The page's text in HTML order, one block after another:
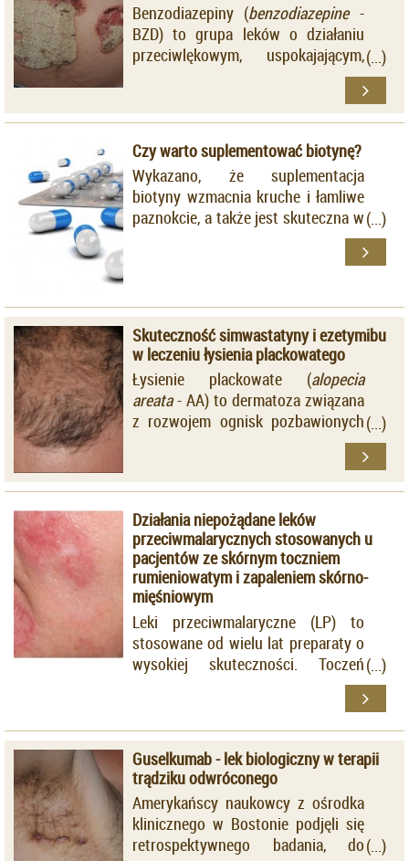
Benzodiazepiny (benzodiazepine-
BZD) to grupa leków o działaniu
przeciwlękowym, uspokajającym,
nasennym, przeciwdrgawkowym,
miorelaksacyjnym i amnestycznym.
Działanie benzodiazepin polega na
łączeniu się z receptorem
benzodiazepinowym, który jest
częścią większego kompleksu
receptorowego, tak
zwanego receptora GABA-
Czy warto suplementować biotynę?
Wykazano, że suplementacja
biotyny wzmacnia kruche i łamliwe
paznokcie, a także jest skuteczna w
przypadkach trachyonychii lub
deformacji płytek paznokciowych,
uszkadzaniem. Nie ma
wiarygodnych danych o jej wpływie
na paznokcie zdrowe, niezmienione
chorobowo.
Skuteczność simwastatyny i ezetymibu
w leczeniu łysienia plackowatego
Łysienie plackowate (alopecia
areata- AA) to dermatoza związana
z rozwojem ognisk pozbawionych
włosów, bez towarzyszącego
bliznowacenia. Wyróżnia się kilka
odmian choroby, różniących się
pacjentów. Etiopatogeneza w pełni
nie została poznana. W związku z
brakiem dostatecznie skutecznego
leczenia, podejmuje się wiele prób
terapii. Jedną z nich jest
stosowanie simwastatyny oraz
ezetymibu (S/E) doustnie.
Działania niepożądane leków
przeciwmalarycznych stosowanych u
pacjentów ze skórnym toczniem
rumieniowatym i zapaleniem skórno-
mięśniowym
Leki przeciwmalaryczne (LP) to
stosowane od wielu lat preparaty o
wysokiej skuteczności. Toczeń
rumieniowaty, porfiria skórna
późna, polimorficzne osutki
świetlne, zapalenie skórno-
mięśniowe, sarkoidoza, ziarniniak
obrączkowaty, liszaj płaski to
niektóre ze
schorzeń dermatologicznych, w
których istnieją wskazania do
włączenia LP.
Guselkumab - lek biologiczny w terapii
trądziku odwróconego
Amerykańscy naukowcy z ośrodka
klinicznego w Bostonie podjęli się
retrospektywnego badania, do